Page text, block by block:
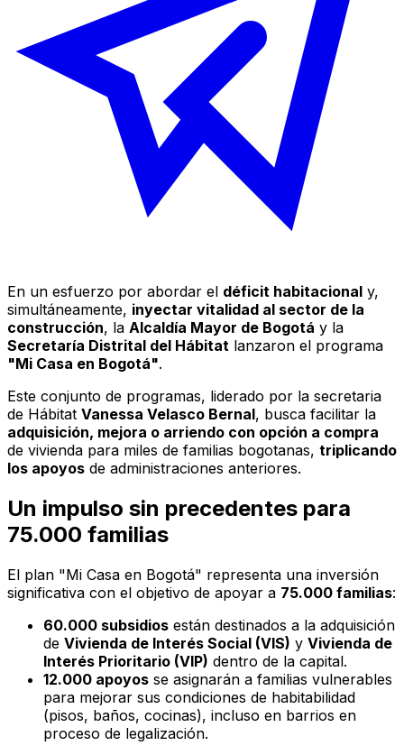
En un esfuerzo por abordar el déficit habitacional y,
simultáneamente, inyectar vitalidad al sector de la
construcción, la Alcaldía Mayor de Bogotá y la
Secretaría Distrital del Hábitat lanzaron el programa
"Mi Casa en Bogotá".
Este conjunto de programas, liderado por la secretaria
de Hábitat Vanessa Velasco Bernal, busca facilitar la
adquisición, mejora o arriendo con opción a compra
de vivienda para miles de familias bogotanas, triplicando
los apoyos de administraciones anteriores.
Un impulso sin precedentes para
75.000 familias
El plan "Mi Casa en Bogotá" representa una inversión
significativa con el objetivo de apoyar a 75.000 familias:
60.000 subsidios están destinados a la adquisición
de Vivienda de Interés Social (VIS) y Vivienda de
Interés Prioritario (VIP) dentro de la capital.
12.000 apoyos se asignarán a familias vulnerables
para mejorar sus condiciones de habitabilidad
(pisos, baños, cocinas), incluso en barrios en
proceso de legalización.